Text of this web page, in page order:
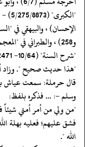
"شرح السنة" (10/64- 65/2471) من طريق مسلم، ثم قال:
‏‏‏‏"هذا حديث صحيح ". وزاد
‏‏‏‏قال حرملة: سمعت عياش
وسلم -: ... فذكره بلفظ:
‏‏‏‏"من ولي من أمر أمتي شيئاً
فشق عليهم؛ فعليه بهلة
الله ".